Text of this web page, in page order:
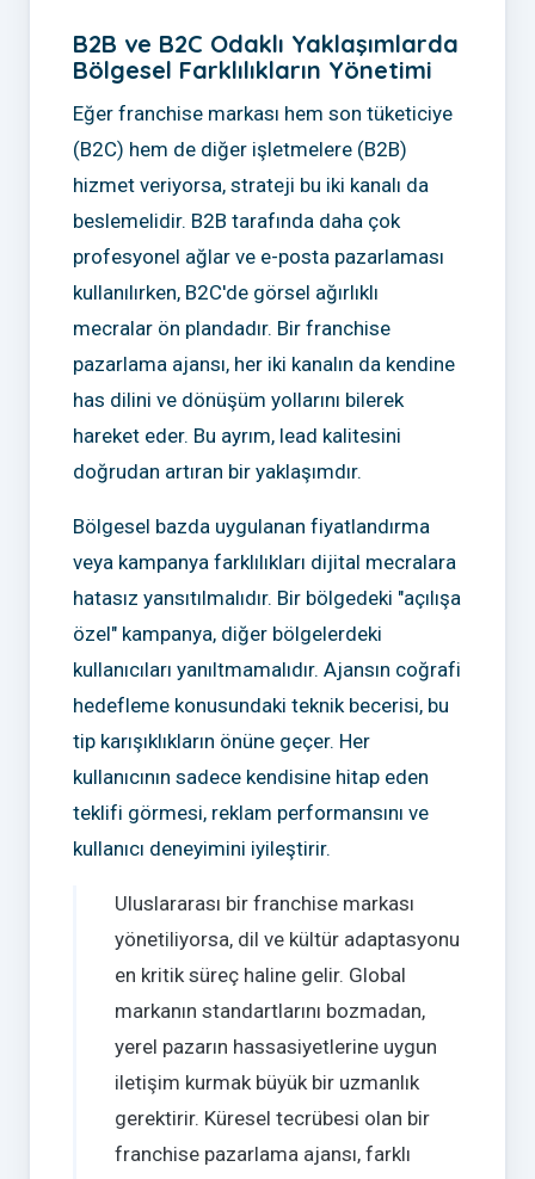
B2B ve B2C Odaklı Yaklaşımlarda
Bölgesel Farklılıkların Yönetimi
Eğer franchise markası hem son tüketiciye
(B2C) hem de diğer işletmelere (B2B)
hizmet veriyorsa, strateji bu iki kanalı da
beslemelidir. B2B tarafında daha çok
profesyonel ağlar ve e-posta pazarlaması
kullanılırken, B2C'de görsel ağırlıklı
mecralar ön plandadır. Bir franchise
pazarlama ajansı, her iki kanalın da kendine
has dilini ve dönüşüm yollarını bilerek
hareket eder. Bu ayrım, lead kalitesini
doğrudan artıran bir yaklaşımdır.
Bölgesel bazda uygulanan fiyatlandırma
veya kampanya farklılıkları dijital mecralara
hatasız yansıtılmalıdır. Bir bölgedeki "açılışa
özel" kampanya, diğer bölgelerdeki
kullanıcıları yanıltmamalıdır. Ajansın coğrafi
hedefleme konusundaki teknik becerisi, bu
tip karışıklıkların önüne geçer. Her
kullanıcının sadece kendisine hitap eden
teklifi görmesi, reklam performansını ve
kullanıcı deneyimini iyileştirir.
Uluslararası bir franchise markası
yönetiliyorsa, dil ve kültür adaptasyonu
en kritik süreç haline gelir. Global
markanın standartlarını bozmadan,
yerel pazarın hassasiyetlerine uygun
iletişim kurmak büyük bir uzmanlık
gerektirir. Küresel tecrübesi olan bir
franchise pazarlama ajansı, farklı